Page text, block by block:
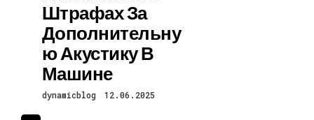
Штрафах За
Дополнительну
Ю Акустику В
Машине
dynamicblog 12.06.2025